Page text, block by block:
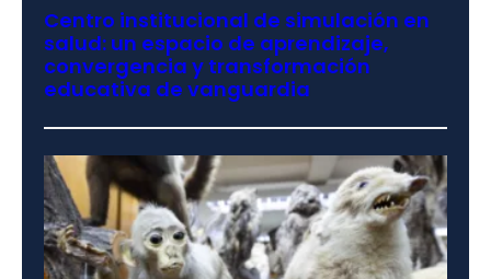
Centro institucional de simulación en
salud: un espacio de aprendizaje,
convergencia y transformación
educativa de vanguardia